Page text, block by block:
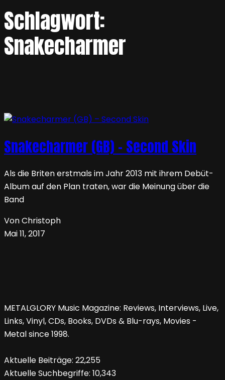
Schlagwort:
Snakecharmer
Snakecharmer (GB) – Second Skin
Als die Briten erstmals im Jahr 2013 mit ihrem Debüt-
Album auf den Plan traten, war die Meinung über die
Band
Von Christoph
Mai 11, 2017
METALGLORY Music Magazine: Reviews, Interviews, Live,
Links, Vinyl, CDs, Books, DVDs & Blu-rays, Movies -
Metal since 1998.
Aktuelle Beiträge: 22,255
Aktuelle Suchbegriffe: 10,343